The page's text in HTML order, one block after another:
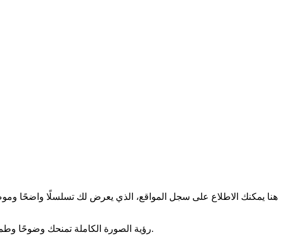
رؤية الصورة الكاملة تمنحك وضوحًا وطمأنينة، وتساعدك على التأكد من أن مسار طفلك يتوافق مع جدولِه المعتاد، وتمكّنك من التدخل سريعًا إذا لاحظت أي اختلاف غير متوقع.